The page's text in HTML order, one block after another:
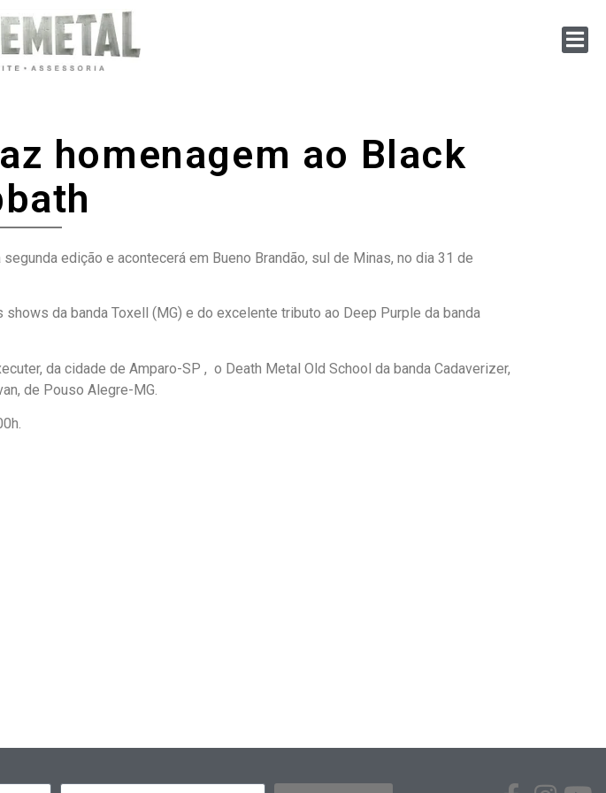
homenagem ao Black
edição e acontecerá em Bueno Brandão, sul de Minas, no dia 31 de
da banda Toxell (MG) e do excelente tributo ao Deep Purple da banda
da cidade de Amparo-SP , o Death Metal Old School da banda Cadaverizer,
de Pouso Alegre-MG.